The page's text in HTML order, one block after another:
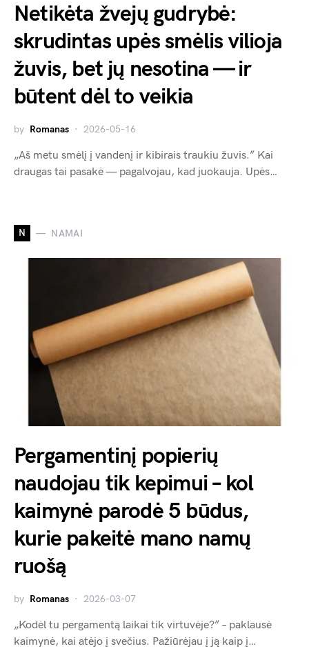
Netikėta žvejų gudrybė:
skrudintas upės smėlis vilioja
žuvis, bet jų nesotina — ir
būtent dėl to veikia
by Romanas 2026-05-16
„Aš metu smėlį į vandenį ir kibirais traukiu žuvis.” Kai
draugas tai pasakė — pagalvojau, kad juokauja. Upės…
N NAMAI
Pergamentinį popierių
naudojau tik kepimui – kol
kaimynė parodė 5 būdus,
kurie pakeitė mano namų
ruošą
by Romanas 2026-03-07
„Kodėl tu pergamentą laikai tik virtuvėje?” – paklausė
kaimynė, kai atėjo į svečius. Pažiūrėjau į ją kaip į…